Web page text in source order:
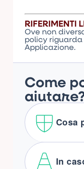
RIFERIMENTI
Ove non
policy
Applicazione.
Come
Cosa
In